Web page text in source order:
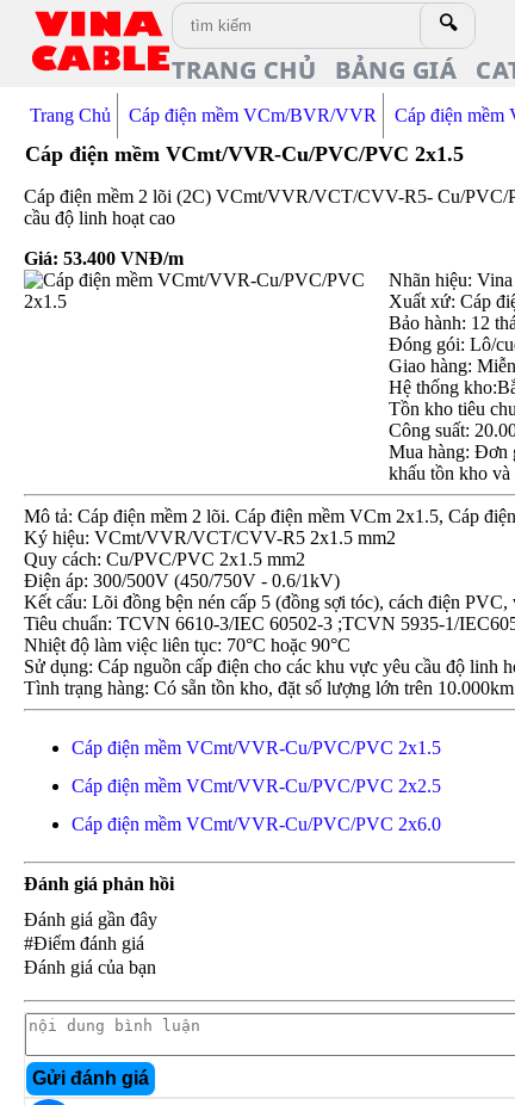
🔍
TRANG CHỦ BẢNG GIÁ
Trang Chủ Cáp điện mềm VCm/BVR/VVR Cáp điện
Cáp điện mềm VCmt/VVR-Cu/PVC/PVC 2x1.5
Cáp điện mềm 2 lõi (2C) VCmt/VVR/VCT/CVV-R5- Cu/PVC/
cầu độ linh hoạt cao
Giá:53.400 VNĐ/m
Nhãn hiệu:
Xuất xứ: Cáp
Bảo hành: 12
Đóng gói: Lô/
Giao hàng:
Hệ thống
Tồn kho tiêu
Công suất:
Mua hàng: Đơn
khấu tồn kho và
Mô tả: Cáp điện mềm 2 lõi. Cáp điện mềm VCm 2x1.5, Cáp
Ký hiệu: VCmt/VVR/VCT/CVV-R5 2x1.5 mm2
Quy cách: Cu/PVC/PVC 2x1.5 mm2
Điện áp: 300/500V (450/750V - 0.6/1kV)
Kết cấu: Lõi đồng bện nén cấp 5 (đồng sợi tóc), cách điện
Tiêu chuẩn: TCVN 6610-3/IEC 60502-3 ;TCVN 5935-1/
Nhiệt độ làm việc liên tục: 70°C hoặc 90°C
Sử dụng: Cáp nguồn cấp điện cho các khu vực yêu cầu độ linh
Tình trạng hàng: Có sẵn tồn kho, đặt số lượng lớn trên
Cáp điện mềm VCmt/VVR-Cu/PVC/PVC 2x1.5
Cáp điện mềm VCmt/VVR-Cu/PVC/PVC 2x2.5
Cáp điện mềm VCmt/VVR-Cu/PVC/PVC 2x6.0
Đánh giá phản hồi
Đánh giá gần đây
#Điểm đánh giá
Đánh giá của bạn
Gửi đánh giá